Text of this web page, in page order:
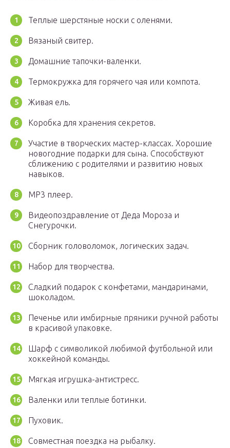
Теплые шерстяные носки с оленями.
Вязаный свитер.
Домашние тапочки-валенки.
Термокружка для горячего чая или компота.
Живая ель.
Коробка для хранения секретов.
Участие в творческих мастер-классах. Хорошие
новогодние подарки для сына. Способствуют
сближению с родителями и развитию новых
навыков.
MP3 плеер.
Видеопоздравление от Деда Мороза и
Снегурочки.
Сборник головоломок, логических задач.
Набор для творчества.
Сладкий подарок с конфетами, мандаринами,
шоколадом.
Печенье или имбирные пряники ручной работы
в красивой упаковке.
Шарф с символикой любимой футбольной или
хоккейной команды.
Мягкая игрушка-антистресс.
Валенки или теплые ботинки.
Пуховик.
Совместная поездка на рыбалку.